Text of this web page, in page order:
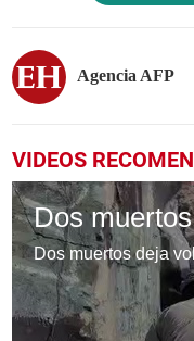
Agencia AFP
VIDEOS
Dos muertos deja